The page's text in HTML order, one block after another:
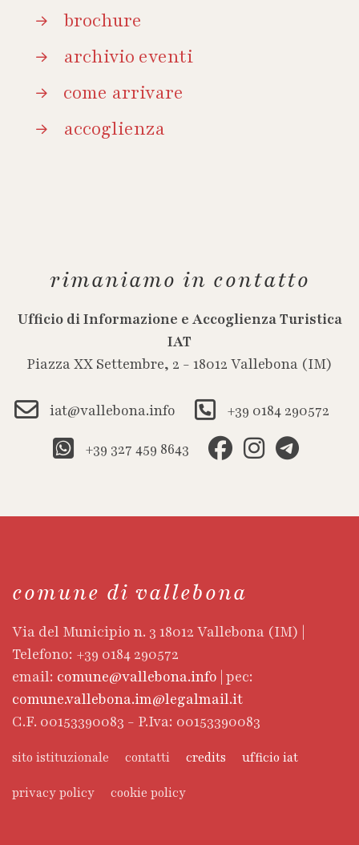
brochure
archivio eventi
come arrivare
accoglienza
rimaniamo in contatto
Ufficio di Informazione e Accoglienza Turistica
IAT
Piazza XX Settembre, 2 - 18012 Vallebona (IM)
iat@vallebona.info
+39 0184 290572
+39 327 459 8643
comune di vallebona
Via del Municipio n. 3 18012 Vallebona (IM) |
Telefono: +39 0184 290572
email: comune@vallebona.info | pec:
comune.vallebona.im@legalmail.it
C.F. 00153390083 - P.Iva: 00153390083
sito istituzionale contatti credits ufficio iat
privacy policy cookie policy